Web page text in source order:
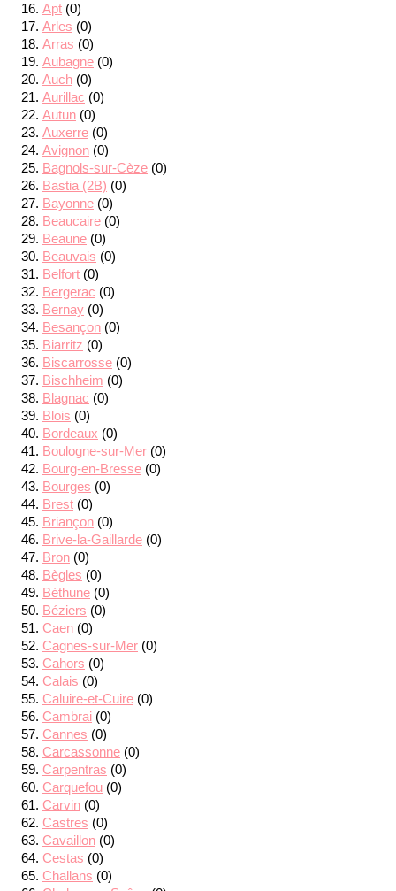
Apt (0)
Arles (0)
Arras (0)
Aubagne (0)
Auch (0)
Aurillac (0)
Autun (0)
Auxerre (0)
Avignon (0)
Bagnols-sur-Cèze (0)
Bastia (2B) (0)
Bayonne (0)
Beaucaire (0)
Beaune (0)
Beauvais (0)
Belfort (0)
Bergerac (0)
Bernay (0)
Besançon (0)
Biarritz (0)
Biscarrosse (0)
Bischheim (0)
Blagnac (0)
Blois (0)
Bordeaux (0)
Boulogne-sur-Mer (0)
Bourg-en-Bresse (0)
Bourges (0)
Brest (0)
Briançon (0)
Brive-la-Gaillarde (0)
Bron (0)
Bègles (0)
Béthune (0)
Béziers (0)
Caen (0)
Cagnes-sur-Mer (0)
Cahors (0)
Calais (0)
Caluire-et-Cuire (0)
Cambrai (0)
Cannes (0)
Carcassonne (0)
Carpentras (0)
Carquefou (0)
Carvin (0)
Castres (0)
Cavaillon (0)
Cestas (0)
Challans (0)